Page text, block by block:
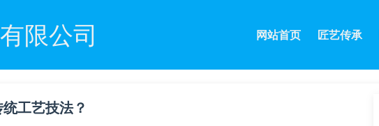
限公司 网站首页 匠艺传承
工艺技法？